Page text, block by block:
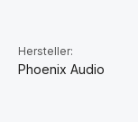
Hersteller:
Phoenix Audio